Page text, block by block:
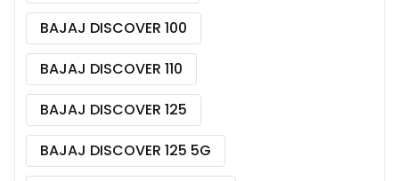
BAJAJ DISCOVER 100
BAJAJ DISCOVER 110
BAJAJ DISCOVER 125
BAJAJ DISCOVER 125 5G